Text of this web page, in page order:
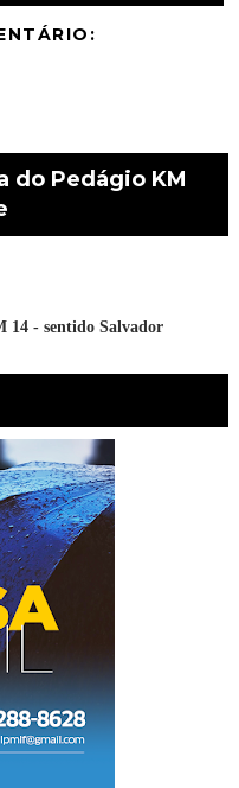
do Pedágio KM
14 - sentido Salvador